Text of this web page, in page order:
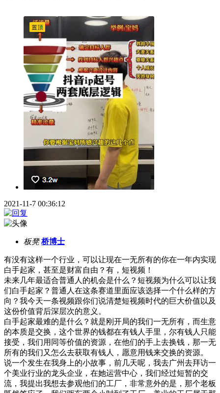
2021-11-7 00:36:12
板凳 桥博士
有没有这样一个行业，可以让现在一无所有的你在一年内实现
白手起家，甚至是财富自由？有，短视频！
未来几年最适合普通人的机会是什么？短视频为什么可以让我
们白手起家？普通人在这条赛道里面应该选择一个什么样的方
向？我今天一条视频跟你们说清楚短视频时代的巨大价值以及
这份价值背后深层次的意义。
白手起家最难的是什么？就是刚开局的我们一无所有，而生意
的本质是交换，这个世界的钱都在有钱人手里，尔有钱人只能
接受，我们用同等价值的资源，在他们的手上去换钱，那一无
所有的我们又怎么去获取有钱人，愿意用钱来交换的资源。
说一个发生在我身上的小故事，前几天呢，我去广州去拜访一
个美业行业的龙头企业，在她运营中心，我们经过短暂的交
流，我提出我想去参观他们的工厂，非常意外的是，那个老板